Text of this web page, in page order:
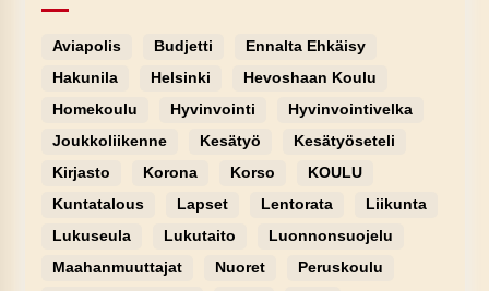
Aviapolis Budjetti
Ennalta Ehkäisy
Hakunila
Helsinki
Hevoshaan Koulu
Homekoulu
Hyvinvointi
Hyvinvointivelka
Joukkoliikenne
Kesätyö
Kesätyöseteli
Kirjasto
Korona Korso
KOULU
Kuntatalous
Lapset Lentorata
Liikunta
Lukuseula
Lukutaito
Luonnonsuojelu
Maahanmuuttajat
Nuoret
Peruskoulu